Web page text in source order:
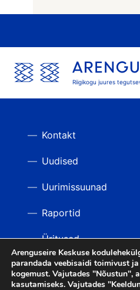
Riigikogu juures
Kontakt
Uudised
Uurimissuunad
Raportid
Üritused
Videod
Arenguseire Keskuse
parandada veebisaidi toimivust
kogemust. Vajutades "Nõustun",
kasutamiseks. Vajutades